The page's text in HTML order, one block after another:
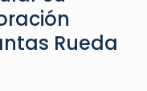
Rueda